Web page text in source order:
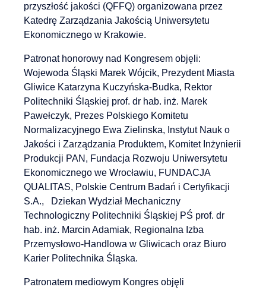
przyszłość jakości (QFFQ) organizowana przez
Katedrę Zarządzania Jakością Uniwersytetu
Ekonomicznego w Krakowie.
Patronat honorowy nad Kongresem objęli:
Wojewoda Śląski Marek Wójcik, Prezydent Miasta
Gliwice Katarzyna Kuczyńska-Budka, Rektor
Politechniki Śląskiej prof. dr hab. inż. Marek
Pawełczyk, Prezes Polskiego Komitetu
Normalizacyjnego Ewa Zielinska, Instytut Nauk o
Jakości i Zarządzania Produktem, Komitet Inżynierii
Produkcji PAN, Fundacja Rozwoju Uniwersytetu
Ekonomicznego we Wrocławiu, FUNDACJA
QUALITAS, Polskie Centrum Badań i Certyfikacji
S.A., Dziekan Wydział Mechaniczny
Technologiczny Politechniki Śląskiej PŚ prof. dr
hab. inż. Marcin Adamiak, Regionalna Izba
Przemysłowo-Handlowa w Gliwicach oraz Biuro
Karier Politechnika Śląska.
Patronatem mediowym Kongres objęli